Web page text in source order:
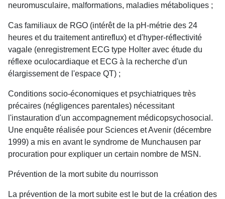
neuromusculaire, malformations, maladies métaboliques ;
Cas familiaux de RGO (intérêt de la pH-métrie des 24
heures et du traitement antireflux) et d'hyper-réflectivité
vagale (enregistrement ECG type Holter avec étude du
réflexe oculocardiaque et ECG à la recherche d'un
élargissement de l'espace QT) ;
Conditions socio-économiques et psychiatriques très
précaires (négligences parentales) nécessitant
l'instauration d'un accompagnement médicopsychosocial.
Une enquête réalisée pour Sciences et Avenir (décembre
1999) a mis en avant le syndrome de Munchausen par
procuration pour expliquer un certain nombre de MSN.
Prévention de la mort subite du nourrisson
La prévention de la mort subite est le but de la création des